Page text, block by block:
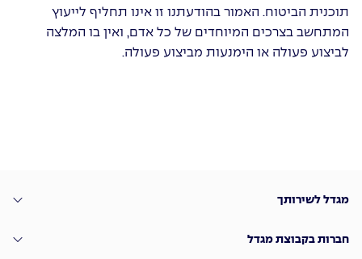
תוכנית הביטוח. האמור בהודעתנו זו אינו תחליף לייעוץ
המתחשב בצרכים המיוחדים של כל אדם, ואין בו המלצה
לביצוע פעולה או הימנעות מביצוע פעולה.
מגדל לשירותך
חברות בקבוצת מגדל